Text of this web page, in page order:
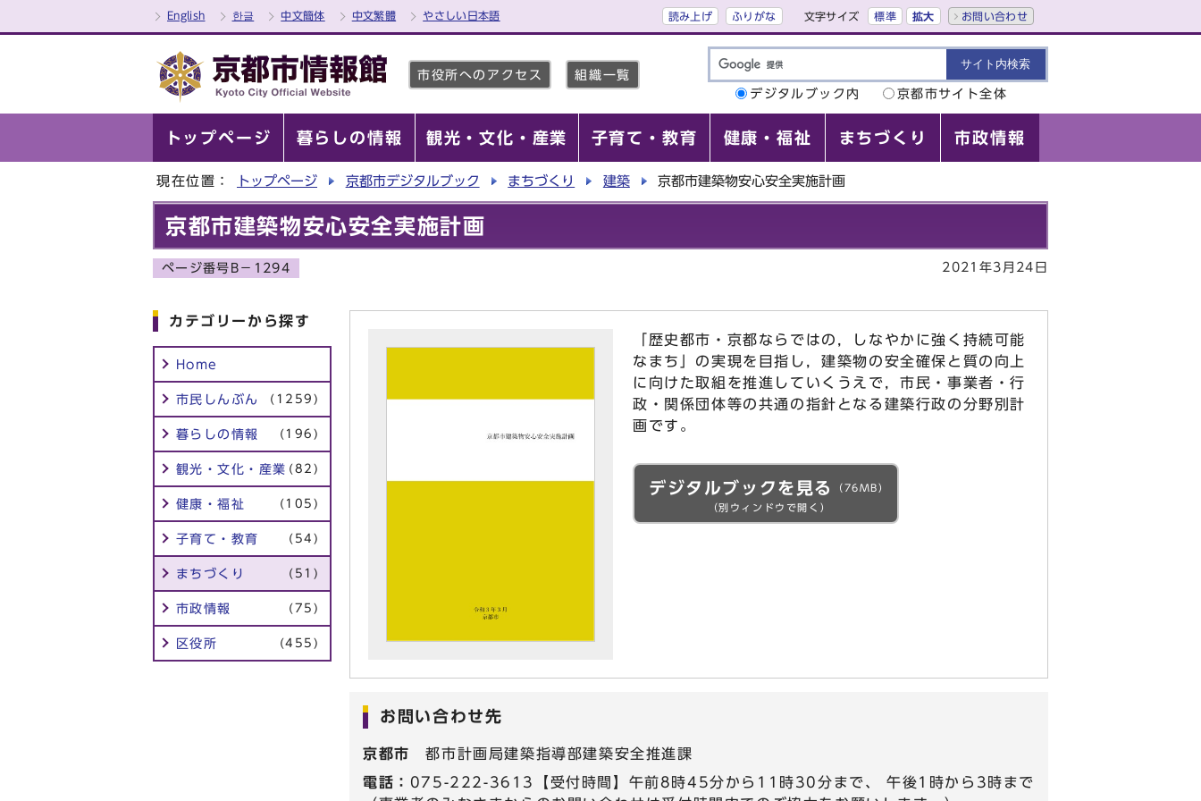
English 한글 中文簡体 中文繁體 やさしい日本語 読み上げ ふりがな 文字サイズ 標準 拡大 お問い合わせ
市役所へのアクセス
組織一覧
デジタルブック内
京都市サイト全体
トップページ 暮らしの情報 観光・文化・産業 子育て・教育 健康・福祉 まちづくり 市政情報
現在位置： トップページ 京都市デジタルブック まちづくり 建築 京都市建築物安心安全実施計画
京都市建築物安心安全実施計画
ページ番号B－1294 2021年3月24日
カテゴリーから探す
Home
市民しんぶん (1259)
暮らしの情報 (196)
観光・文化・産業 (82)
健康・福祉 (105)
子育て・教育 (54)
まちづくり (51)
市政情報 (75)
区役所 (455)
「歴史都市・京都ならではの，しなやかに強く持続可能
なまち」の実現を目指し，建築物の安全確保と質の向上
に向けた取組を推進していくうえで，市民・事業者・行
政・関係団体等の共通の指針となる建築行政の分野別計
画です。
デジタルブックを見る
（76MB）
（別ウィンドウで開く）
お問い合わせ先
京都市
都市計画局建築指導部建築安全推進課
電話： 075-222-3613【受付時間】午前8時45分から11時30分まで、 午後1時から3時まで